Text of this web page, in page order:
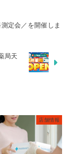
定会／を開催しま
局天
店舗情報